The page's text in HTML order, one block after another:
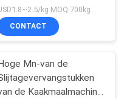
EB21008 van
Slijtagebal
kg MOQ:700kg
CONTACT
Mn-van de
de Kaakmaalmachine